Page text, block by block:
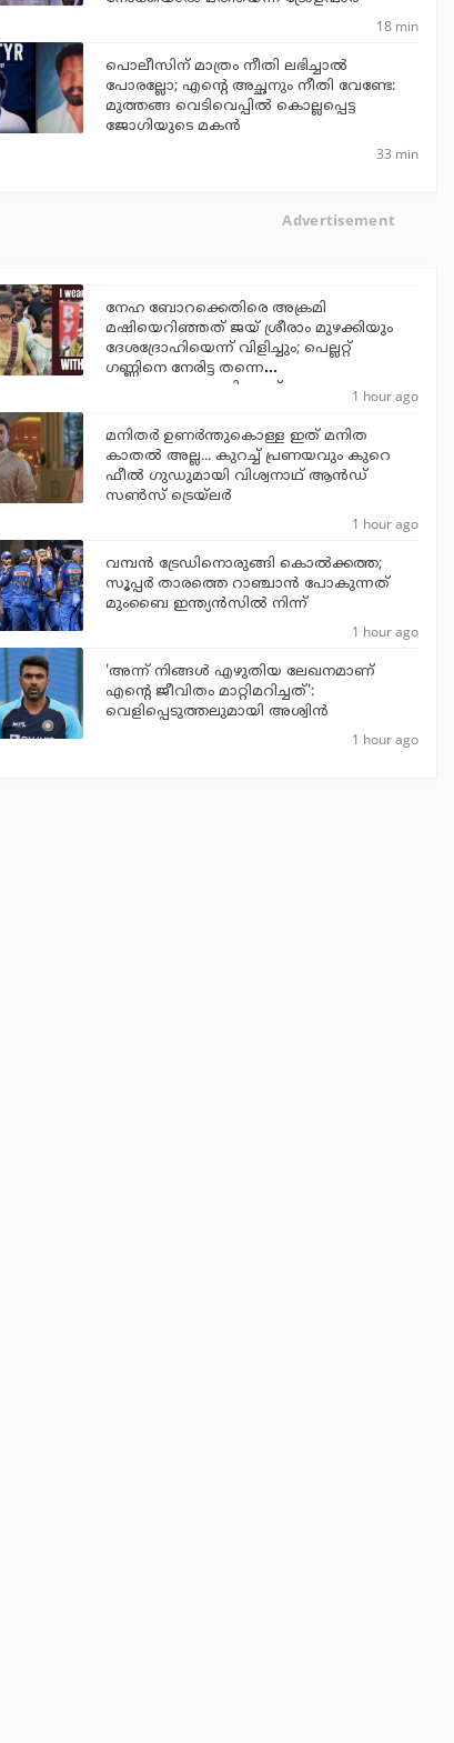
18 min
പൊലീസിന് മാത്രം നീതി ലഭിച്ചാല്‍
പോരല്ലോ; എന്റെ അച്ഛനും നീതി വേണ്ടേ:
മുത്തങ്ങ വെടിവെപ്പില്‍ കൊല്ലപ്പെട്ട
ജോഗിയുടെ മകന്‍
33 min
Advertisement
നേഹ ബോറക്കെതിരെ അക്രമി
മഷിയെറിഞ്ഞത് ജയ് ശ്രീരാം മുഴക്കിയും
ദേശദ്രോഹിയെന്ന് വിളിച്ചും; പെല്ലറ്റ്
ഗണ്ണിനെ നേരിട്ട തന്നെ
ഭയപ്പെടുത്താനാവില്ലെന്ന് നേഹ
1 hour ago
മനിതര്‍ ഉണര്‍ന്തുകൊള്ള ഇത് മനിത
കാതല്‍ അല്ല... കുറച്ച് പ്രണയവും കുറെ
ഫീല്‍ ഗുഡുമായി വിശ്വനാഥ് ആന്‍ഡ്
സണ്‍സ് ട്രെയ്‌ലര്‍
1 hour ago
വമ്പന്‍ ട്രേഡിനൊരുങ്ങി കൊല്‍ക്കത്ത;
സൂപ്പര്‍ താരത്തെ റാഞ്ചാന്‍ പോകുന്നത്
മുംബൈ ഇന്ത്യന്‍സില്‍ നിന്ന്
1 hour ago
'അന്ന് നിങ്ങള്‍ എഴുതിയ ലേഖനമാണ്
എന്റെ ജീവിതം മാറ്റിമറിച്ചത്':
വെളിപ്പെടുത്തലുമായി അശ്വിന്‍
1 hour ago